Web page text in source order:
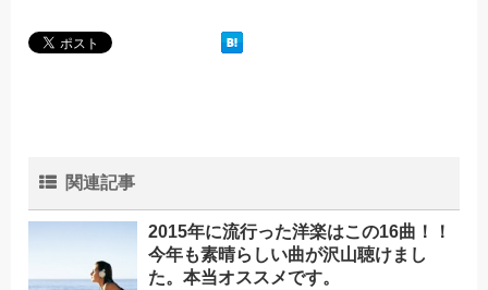
関連記事
2015年に流行った洋楽はこの16曲！！
今年も素晴らしい曲が沢山聴けまし
た。本当オススメです。